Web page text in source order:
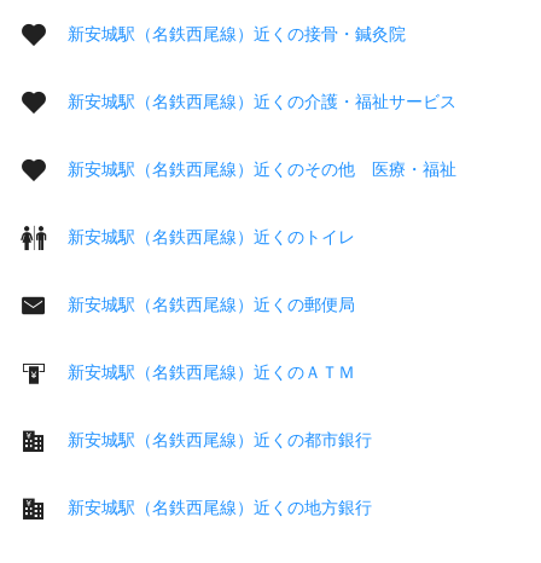
新安城駅（名鉄西尾線）近くの接骨・鍼灸院
新安城駅（名鉄西尾線）近くの介護・福祉サービス
新安城駅（名鉄西尾線）近くのその他 医療・福祉
新安城駅（名鉄西尾線）近くのトイレ
新安城駅（名鉄西尾線）近くの郵便局
新安城駅（名鉄西尾線）近くのＡＴＭ
新安城駅（名鉄西尾線）近くの都市銀行
新安城駅（名鉄西尾線）近くの地方銀行